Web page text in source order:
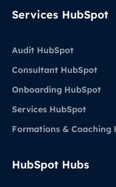
Services HubSpot
Audit HubSpot
Consultant HubSpot
Onboarding HubSpot
Services HubSpot
Formations & Coaching
HubSpot Hubs